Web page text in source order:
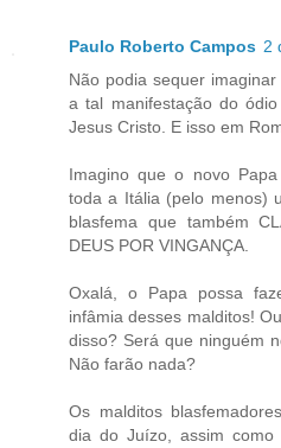
Paulo Roberto Campos 2
Não podia sequer
a tal manifestação do
Jesus Cristo. E isso em
Imagino que o novo
toda a Itália (pelo menos)
blasfema que também
DEUS POR VINGANÇA.
Oxalá, o Papa possa
infâmia desses malditos!
disso? Será que ninguém
Não farão nada?
Os malditos
dia do Juízo, assim